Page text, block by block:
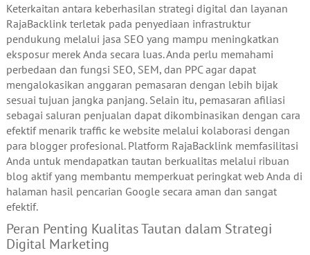
Keterkaitan antara keberhasilan strategi digital dan layanan
RajaBacklink terletak pada penyediaan infrastruktur
pendukung melalui jasa SEO yang mampu meningkatkan
eksposur merek Anda secara luas. Anda perlu memahami
perbedaan dan fungsi SEO, SEM, dan PPC agar dapat
mengalokasikan anggaran pemasaran dengan lebih bijak
sesuai tujuan jangka panjang. Selain itu, pemasaran afiliasi
sebagai saluran penjualan dapat dikombinasikan dengan cara
efektif menarik traffic ke website melalui kolaborasi dengan
para blogger profesional. Platform RajaBacklink memfasilitasi
Anda untuk mendapatkan tautan berkualitas melalui ribuan
blog aktif yang membantu memperkuat peringkat web Anda di
halaman hasil pencarian Google secara aman dan sangat
efektif.
Peran Penting Kualitas Tautan dalam Strategi
Digital Marketing